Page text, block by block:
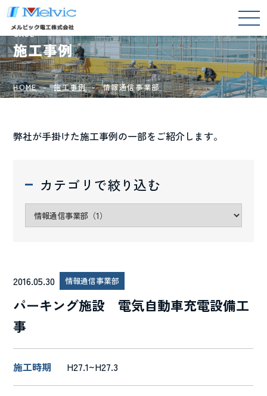
CASE
施工事例
HOME 施工事例 情報通信事業部
弊社が手掛けた施工事例の一部をご紹介します。
カテゴリで絞り込む
2016.05.30 情報通信事業部
パーキング施設 電気自動車充電設備工
事
施工時期 H27.1~H27.3